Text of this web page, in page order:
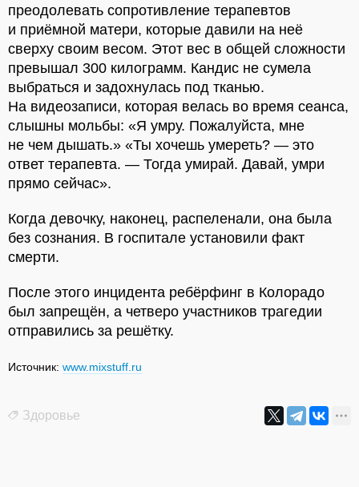
преодолевать сопротивление терапевтов
и приёмной матери, которые давили на неё
сверху своим весом. Этот вес в общей сложности
превышал 300 килограмм. Кандис не сумела
выбраться и задохнулась под тканью.
На видеозаписи, которая велась во время сеанса,
слышны мольбы: «Я умру. Пожалуйста, мне
не чем дышать.» «Ты хочешь умереть? — это
ответ терапевта. — Тогда умирай. Давай, умри
прямо сейчас».
Когда девочку, наконец, распеленали, она была
без сознания. В госпитале установили факт
смерти.
После этого инцидента ребёрфинг в Колорадо
был запрещён, а четверо участников трагедии
отправились за решётку.
Источник: www.mixstuff.ru
Здоровье